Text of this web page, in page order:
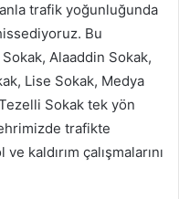
trafik yoğunluğunda
Bu
Alaaddin Sokak,
Lise Sokak, Medya
Sokak tek yön
trafikte
kaldırım çalışmalarını